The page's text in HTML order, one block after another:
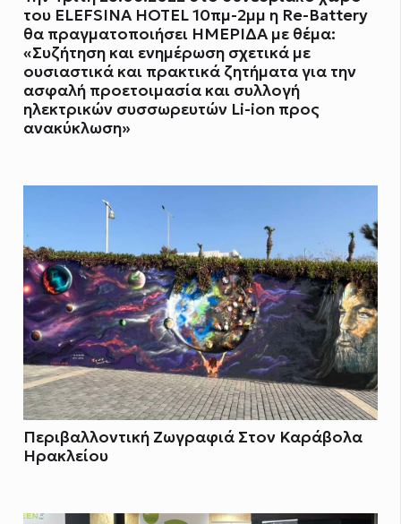
του ELEFSINA HOTEL 10πμ-2μμ η Re-Battery
θα πραγματοποιήσει ΗΜΕΡΙΔΑ με θέμα:
«Συζήτηση και ενημέρωση σχετικά με
ουσιαστικά και πρακτικά ζητήματα για την
ασφαλή προετοιμασία και συλλογή
ηλεκτρικών συσσωρευτών Li-ion προς
ανακύκλωση»
Περιβαλλοντική Ζωγραφιά Στον Καράβολα
Ηρακλείου